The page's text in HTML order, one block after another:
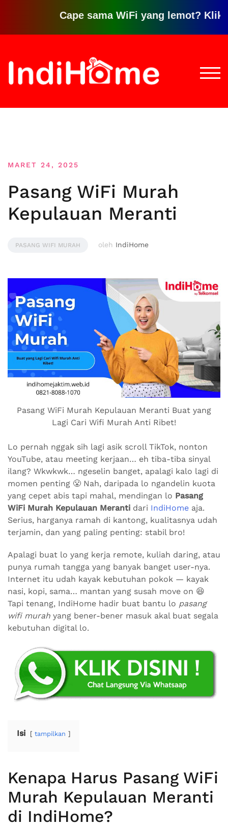
Cape sama WiFi yang lemot? Klik disini
konten
MARET 24, 2025
Pasang WiFi Murah
Kepulauan Meranti
PASANG WIFI MURAH oleh IndiHome
Pasang WiFi Murah Kepulauan Meranti Buat yang
Lagi Cari Wifi Murah Anti Ribet!
Lo pernah nggak sih lagi asik scroll TikTok, nonton
YouTube, atau meeting kerjaan… eh tiba-tiba sinyal
ilang? Wkwkwk… ngeselin banget, apalagi kalo lagi di
momen penting 😤 Nah, daripada lo ngandelin kuota
yang cepet abis tapi mahal, mendingan lo Pasang
WiFi Murah Kepulauan Meranti dari IndiHome aja.
Serius, harganya ramah di kantong, kualitasnya udah
terjamin, dan yang paling penting: stabil bro!
Apalagi buat lo yang kerja remote, kuliah daring, atau
punya rumah tangga yang banyak banget user-nya.
Internet itu udah kayak kebutuhan pokok — kayak
nasi, kopi, sama… mantan yang susah move on 😆
Tapi tenang, IndiHome hadir buat bantu lo pasang
wifi murah yang bener-bener masuk akal buat segala
kebutuhan digital lo.
Isi tampilkan
Kenapa Harus Pasang WiFi
Murah Kepulauan Meranti
di IndiHome?